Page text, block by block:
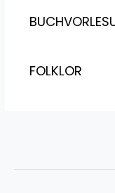
FOLKLOR